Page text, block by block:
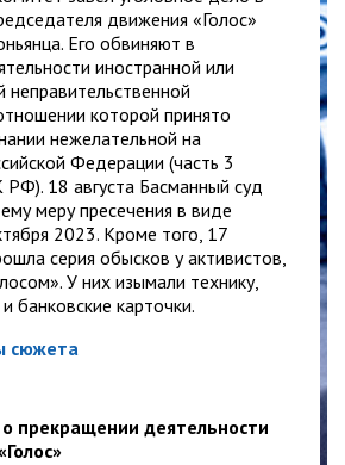
движения «Голос»
Его обвиняют в
иностранной или
которой принято
нежелательной на
Федерации (часть 3
18 августа Басманный суд
меру пресечения в виде
2023. Кроме того, 17
серия обысков у активистов,
У них изымали технику,
банковские карточки.
сюжета
прекращении деятельности